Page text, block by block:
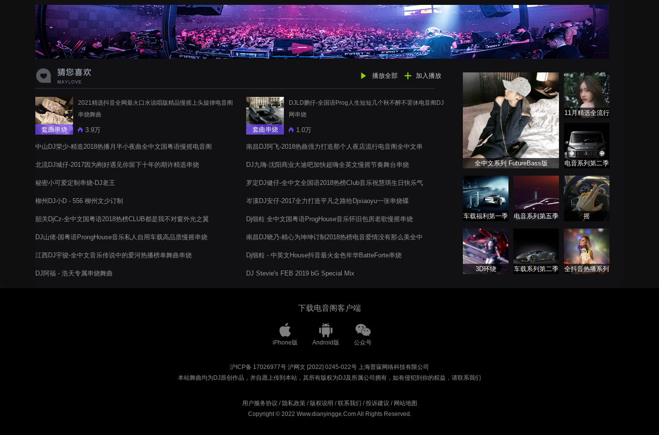
蝉爸爸妈妈爱存在夏天的风是想你的
声音啊
播放全部 加入播放
套曲串烧
2021精选抖音全网最火口水说唱版精品慢摇上头旋律电音阁
串烧舞曲
3.9万
中山DJ荣少-精造2018热播月半小夜曲全中文国粤语慢摇电音阁
北流DJ城仔-2017因为刚好遇见你留下十年的期许精选串烧
秘密小可爱定制串烧-DJ老王
柳州DJ小D - 556 柳州文少订制
韶关DjCz-全中文国粤语2018热榜CLUB都是我不对窗外光之翼
DJ山佬-国粤语ProngHouse音乐私人自用车载高品质慢摇串烧
江西DJ宇骏-全中文音乐传说中的爱河热播榜单舞曲串烧
DJ阿福 - 浩天专属串烧舞曲
套曲串烧
DJLD鹏仔-全国语Prog人生短短几个秋不醉不罢休电音阁DJ
网串烧
1.0万
南昌DJ阿飞-2018热曲强力打造那个人夜店流行电音阁全中文串
DJ九嗨-沈阳商业大迪吧加快超嗨全英文慢摇节奏舞台串烧
罗定DJ健仔-全中文全国语2018热榜CIub音乐祝慧琪生日快乐气
岑溪DJ安仔-2017全力打造平凡之路给Djxiaoyu一张串烧碟
Dj细粒 全中文国粤语ProgHouse音乐怀旧包房老歌慢摇串烧
南昌DJ晓乃-精心为坤坤订制2018热榜电音爱情没有那么美全中
Dj细粒 - 中英文House抖音最火金色年华BatteForte串烧
DJ Stevie's FEB 2019 bG Special Mix
全中文系列 FutureBass版
11月精选全流行
电音系列第二季
车载福利第一季 电音系列第五季 摇
3D环绕 车载系列第二季
全抖音热播系列
下载电音阁客户端
iPhone版 Android版 公众号
沪ICP备 17026977号 沪网文 [2022] 0245-022号 上海普寐网络科技有限公司
本站舞曲均为DJ原创作品，并自愿上传到本站，其所有版权为DJ及所属公司拥有，如有侵犯到你的权益，请联系我们
用户服务协议 / 隐私政策/ 版权说明 /联系我们 /投诉建议 / 网站地图
Copyright © 2022 Www.dianyingge.Com All Rights Reserved.